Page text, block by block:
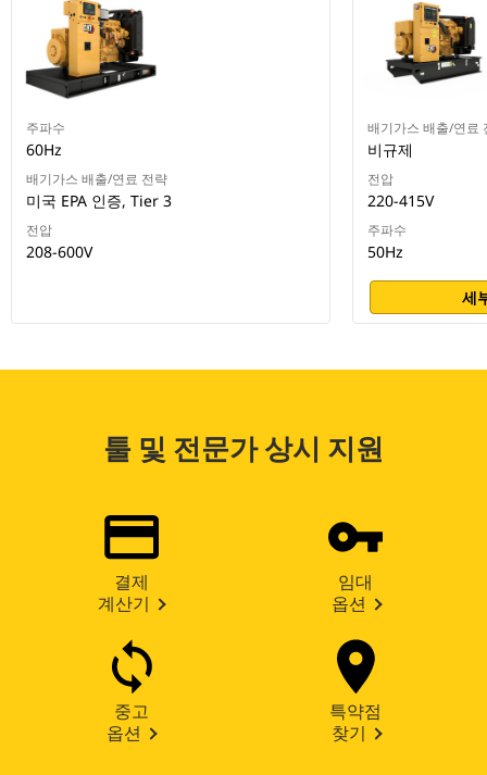
주파수
60Hz
배기가스 배출/연료 전략
미국 EPA 인증, Tier 3
전압
208-600V
배기가스 배출/연료
비규제
전압
220-415V
주파수
50Hz
세
툴 및 전문가 상시 지원
결제
계산기
임대
옵션
중고
옵션
특약점
찾기